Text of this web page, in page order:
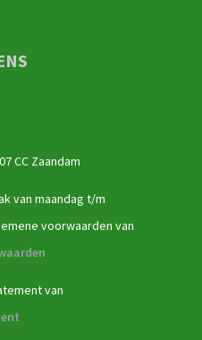
CC Zaandam
van maandag t/m
voorwaarden van
van